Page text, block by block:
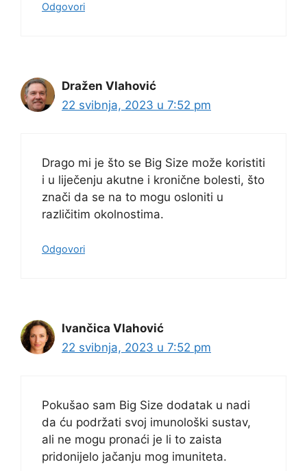
Odgovori
Dražen Vlahović
22 svibnja, 2023 u 7:52 pm
Drago mi je što se Big Size može koristiti
i u liječenju akutne i kronične bolesti, što
znači da se na to mogu osloniti u
različitim okolnostima.
Odgovori
Ivančica Vlahović
22 svibnja, 2023 u 7:52 pm
Pokušao sam Big Size dodatak u nadi
da ću podržati svoj imunološki sustav,
ali ne mogu pronaći je li to zaista
pridonijelo jačanju mog imuniteta.